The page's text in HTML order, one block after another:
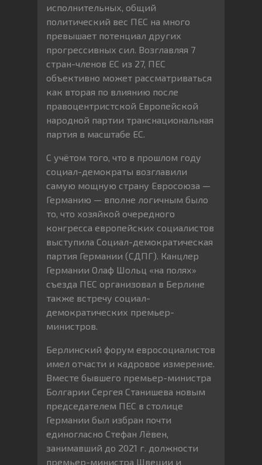
исполнительных, общий
политический вес ПЕС на много
превышает потенциал других
прогрессивных сил. Возглавляя 7
стран-членов ЕС из 27, ПЕС
объективно может рассматриваться
как вторая по влиянию после
правоцентристской Европейской
народной партии транснациональная
партия в масштабе ЕС.
С учётом того, что в прошлом году
социал-демократы возглавили
самую мощную страну Евросоюза —
Германию — вполне логичным было
то, что хозяйкой очередного
конгресса европейских социалистов
выступила Социал-демократическая
партия Германии (СДПГ). Канцлер
Германии Олаф Шольц «на полях»
съезда ПЕС организовал в Берлине
также встречу социал-
демократических премьер-
министров.
Берлинский форум евросоциалистов
имел отчасти и кадровое измерение.
Вместе бывшего премьер-министра
Болгарии Сергея Станишева новым
председателем ПЕС в столице
Германии был избран почти
единогласно Стефан Лёвен,
занимавший до 2021 г. должности
премьер-министра Швеции и